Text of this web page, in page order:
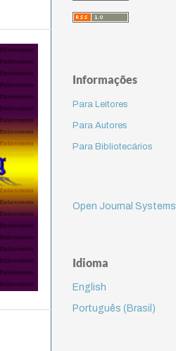
Informações
Para Leitores
Para Autores
Para Bibliotecários
Open Journal Systems
Idioma
English
Português (Brasil)